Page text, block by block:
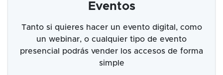
Eventos
Tanto si quieres hacer un evento digital, como
un webinar, o cualquier tipo de evento
presencial podrás vender los accesos de forma
simple